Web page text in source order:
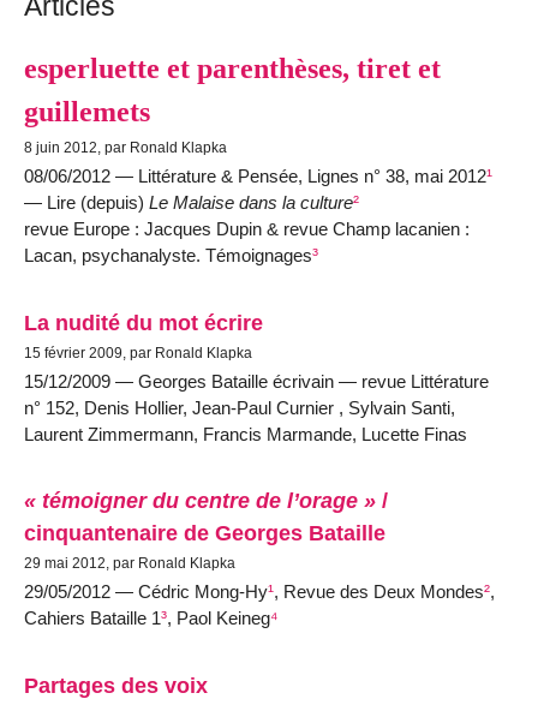
Articles
esperluette et parenthèses, tiret et
guillemets
8 juin 2012, par Ronald Klapka
08/06/2012 — Littérature & Pensée, Lignes n° 38, mai 2012¹
— Lire (depuis) Le Malaise dans la culture²
revue Europe : Jacques Dupin & revue Champ lacanien :
Lacan, psychanalyste. Témoignages³
La nudité du mot écrire
15 février 2009, par Ronald Klapka
15/12/2009 — Georges Bataille écrivain — revue Littérature
n° 152, Denis Hollier, Jean-Paul Curnier , Sylvain Santi,
Laurent Zimmermann, Francis Marmande, Lucette Finas
« témoigner du centre de l’orage » /
cinquantenaire de Georges Bataille
29 mai 2012, par Ronald Klapka
29/05/2012 — Cédric Mong-Hy¹, Revue des Deux Mondes²,
Cahiers Bataille 1³, Paol Keineg⁴
Partages des voix